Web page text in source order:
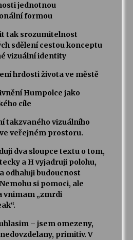
jednotnou
formou
tak srozumitelnost
sdělení cestou konceptu
vizuální identity
hrdosti života ve městě
Humpolce jako
cíle
takzvaného vizuálního
veřejném prostoru.
dva sloupce textu o tom,
a H vyjadruji polohu,
odhaluji budoucnost
si pomoci, ale
vnimam „zmrdi
– jsem omezeny,
primitiv. V